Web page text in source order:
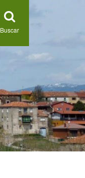
Buscar